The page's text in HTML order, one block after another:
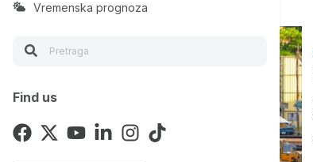
Vremenska prognoza
Find us